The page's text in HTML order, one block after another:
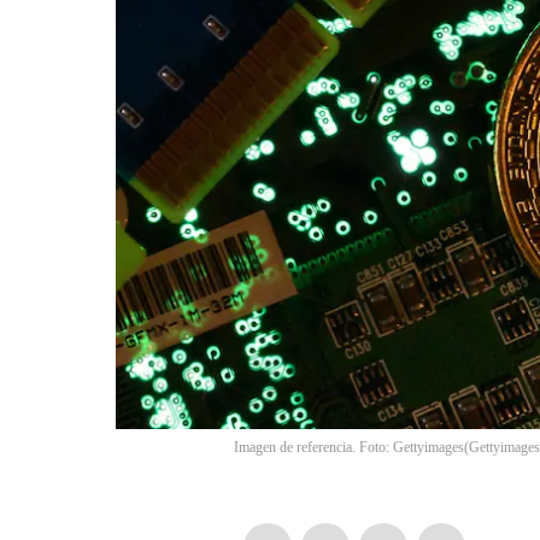
Imagen de referencia. Foto: Gettyimages(Gettyimages